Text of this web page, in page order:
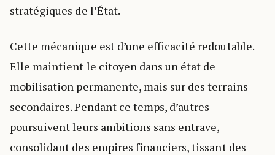
stratégiques de l’État.
Cette mécanique est d’une efficacité redoutable.
Elle maintient le citoyen dans un état de
mobilisation permanente, mais sur des terrains
secondaires. Pendant ce temps, d’autres
poursuivent leurs ambitions sans entrave,
consolidant des empires financiers, tissant des